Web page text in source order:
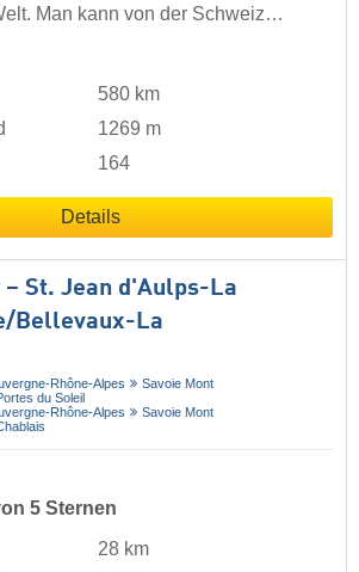
Man kann von der Schweiz…
580 km
1269 m
164
Details
– St. Jean d'Aulps-La
​Bellevaux-La
Rhône-Alpes
Savoie Mont
du Soleil
Rhône-Alpes
Savoie Mont
5 Sternen
28 km